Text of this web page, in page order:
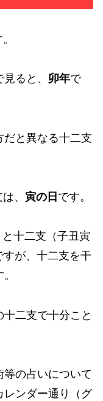
ると、 卯年で
だと異なる十二支
、 寅の日 です。
十二支（子丑寅
が、十二支を干
二支で十分こと
等の占いについて
レンダー通り（グ